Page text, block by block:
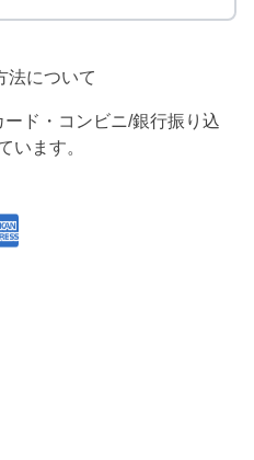
法について
ド・コンビニ/銀行振り込
います。